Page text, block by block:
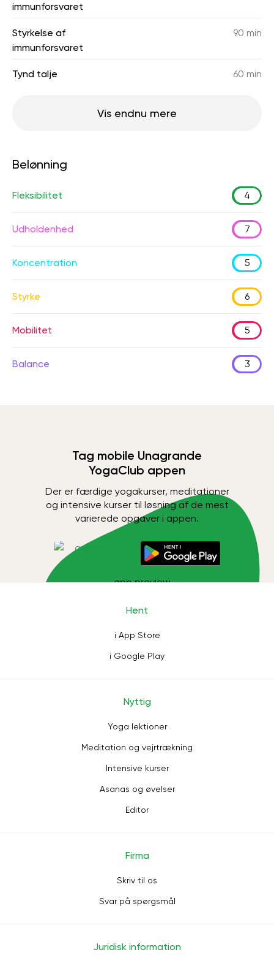
immunforsvaret
Styrkelse af
immunforsvaret
90 min
Tynd talje 60 min
Vis endnu mere
Belønning
Fleksibilitet 4
Udholdenhed 7
Koncentration 5
Styrke 6
Mobilitet 5
Balance 3
Tag mobile Unagrande
YogaClub appen
Der er færdige yogakurser, meditationer
og intensive kurser til løsning af de mest
varierede opgaver i appen.
Hent
i App Store
i Google Play
Nyttig
Yoga lektioner
Meditation og vejrtrækning
Intensive kurser
Asanas og øvelser
Editor
Firma
Skriv til os
Svar på spørgsmål
Juridisk information